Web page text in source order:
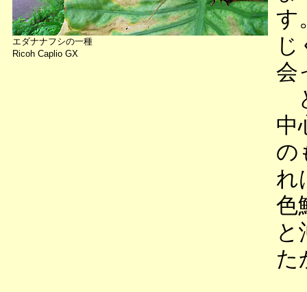
エダナナフシの一種
Ricoh Caplio GX
す
会
中
の
れ
色
と
た